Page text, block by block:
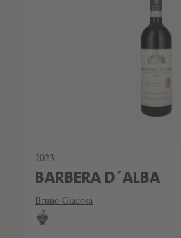
2023
BARBERA D´ALBA
Bruno Giacosa